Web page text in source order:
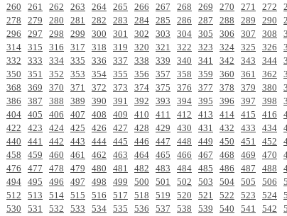
260 261 262 263 264 265 266 267 268 269 270 271 272
278 279 280 281 282 283 284 285 286 287 288 289 290
296 297 298 299 300 301 302 303 304 305 306 307 308
314 315 316 317 318 319 320 321 322 323 324 325 326
332 333 334 335 336 337 338 339 340 341 342 343 344
350 351 352 353 354 355 356 357 358 359 360 361 362
368 369 370 371 372 373 374 375 376 377 378 379 380
386 387 388 389 390 391 392 393 394 395 396 397 398
404 405 406 407 408 409 410 411 412 413 414 415 416
422 423 424 425 426 427 428 429 430 431 432 433 434
440 441 442 443 444 445 446 447 448 449 450 451 452
458 459 460 461 462 463 464 465 466 467 468 469 470
476 477 478 479 480 481 482 483 484 485 486 487 488
494 495 496 497 498 499 500 501 502 503 504 505 506
512 513 514 515 516 517 518 519 520 521 522 523 524
530 531 532 533 534 535 536 537 538 539 540 541 542